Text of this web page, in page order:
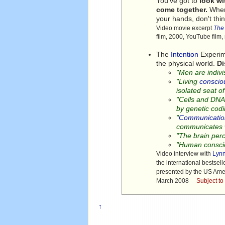
come together.
your hands, don't
Video movie excerpt
film, 2000, YouTube
The Intention
the physical world.
"Men are
"Living
isolated seat
"Cells and
by genetic
"
communicates
"The brain
"Human
Video interview with
the international
presented by the US
March 2008
Subject to
↑